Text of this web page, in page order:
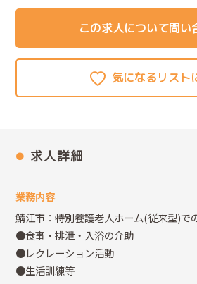
この求人について問い
求人詳細
業務内容
鯖江市：特別養護老人ホーム(従来型)で
●食事・排泄・入浴の介助
●レクレーション活動
●生活訓練等